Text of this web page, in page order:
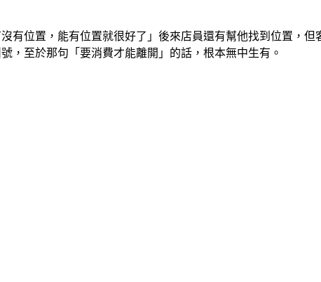
有位置，能有位置就很好了」後來店員還有幫他找到位置，
，至於那句「要消費才能離開」的話，根本無中生有。